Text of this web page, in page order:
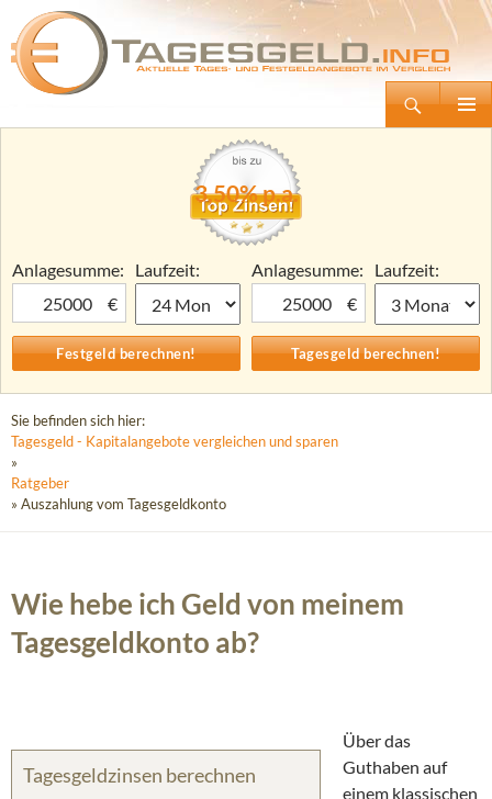
Tagesgeld.info – Tagesgeldkonten vergleichen und Tagesgeld-Zinsen berechnen
Zum
3,50% p.a.
Anlagesumme:
€
Laufzeit:
Anlagesumme:
€
Laufzeit:
Sie befinden sich hier:
Tagesgeld - Kapitalangebote vergleichen und sparen
»
Ratgeber
» Auszahlung vom Tagesgeldkonto
Wie hebe ich Geld von meinem
Tagesgeldkonto ab?
Tagesgeldzinsen berechnen
Über das
Guthaben auf
einem klassischen